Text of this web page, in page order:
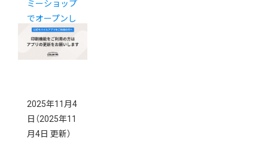
ミーショップ
でオープンし
ました
2025年11月4
日 （2025年11
月4日 更新）